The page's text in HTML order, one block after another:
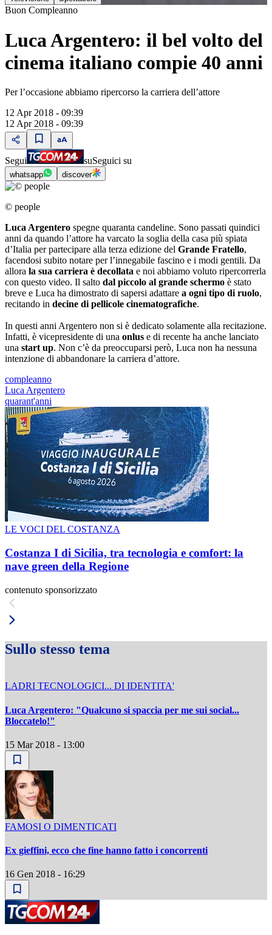
Buon Compleanno
Luca Argentero: il bel volto del
cinema italiano compie 40 anni
Per l’occasione abbiamo ripercorso la carriera dell’attore
12 Apr 2018 - 09:39
12 Apr 2018 - 09:39
Segui suSeguici su
whatsapp discover
© people
Luca Argentero spegne quaranta candeline. Sono passati quindici
anni da quando l’attore ha varcato la soglia della casa più spiata
d’Italia per partecipare alla terza edizione del Grande Fratello,
facendosi subito notare per l’innegabile fascino e i modi gentili. Da
allora la sua carriera è decollata e noi abbiamo voluto ripercorrerla
con questo video. Il salto dal piccolo al grande schermo è stato
breve e Luca ha dimostrato di sapersi adattare a ogni tipo di ruolo,
recitando in decine di pellicole cinematografiche.
In questi anni Argentero non si è dedicato solamente alla recitazione.
Infatti, è vicepresidente di una onlus e di recente ha anche lanciato
una start up. Non c’è da preoccuparsi però, Luca non ha nessuna
intenzione di abbandonare la carriera d’attore.
compleanno
Luca Argentero
quarant'anni
LE VOCI DEL COSTANZA
Costanza I di Sicilia, tra tecnologia e comfort: la
nave green della Regione
contenuto sponsorizzato
Sullo stesso tema
LADRI TECNOLOGICI... DI IDENTITA'
Luca Argentero: "Qualcuno si spaccia per me sui social...
Bloccatelo!"
15 Mar 2018 - 13:00
FAMOSI O DIMENTICATI
Ex gieffini, ecco che fine hanno fatto i concorrenti
16 Gen 2018 - 16:29